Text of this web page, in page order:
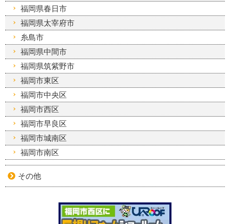
福岡県春日市
福岡県太宰府市
糸島市
福岡県中間市
福岡県筑紫野市
福岡市東区
福岡市中央区
福岡市西区
福岡市早良区
福岡市城南区
福岡市南区
その他